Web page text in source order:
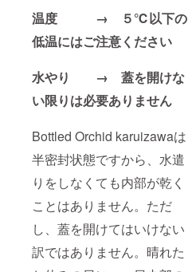
温度 → ５℃以下の
低温にはご注意ください
水やり → 蓋を開けな
い限りは必要ありません
Bottled Orchid karuizawaは
半密封状態ですから、水遣
りをしなくても内部が乾く
ことはありません。ただ
し、蓋を開けてはいけない
訳ではありません。晴れた